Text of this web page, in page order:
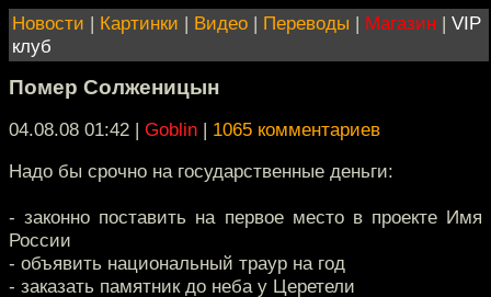
Новости | Картинки | Видео | Переводы | Магазин | VIP
клуб
Помер Солженицын
04.08.08 01:42 | Goblin | 1065 комментариев
Надо бы срочно на государственные деньги:
- законно поставить на первое место в проекте Имя
России
- объявить национальный траур на год
- заказать памятник до неба у Церетели